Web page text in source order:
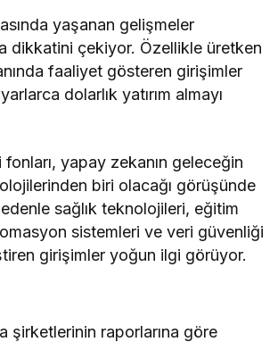
yaşanan gelişmeler
dikkatini çekiyor. Özellikle üretken
faaliyet gösteren girişimler
dolarlık yatırım almayı
fonları, yapay zekanın geleceğin
biri olacağı görüşünde
sağlık teknolojileri, eğitim
sistemleri ve veri güvenliği
girişimler yoğun ilgi görüyor.
şirketlerinin raporlarına göre